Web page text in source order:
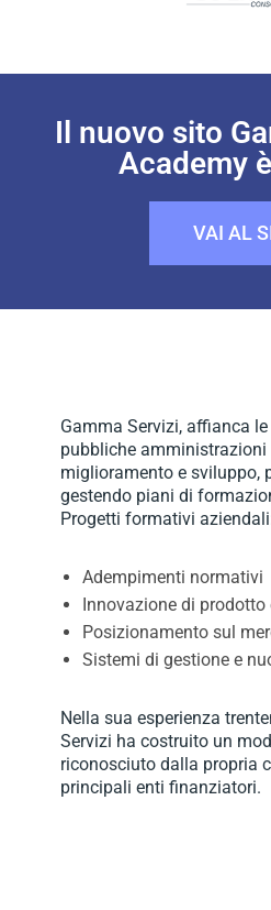
Il nuovo sito
Academy
VAI AL
Gamma Servizi, affianca
pubbliche amministrazioni
miglioramento e sviluppo,
gestendo piani di
Progetti formativi
Adempimenti normativi
Innovazione di prodotto
Posizionamento sul
Sistemi di gestione e
Nella sua esperienza
Servizi ha costruito un
riconosciuto dalla propria
principali enti finanziatori.